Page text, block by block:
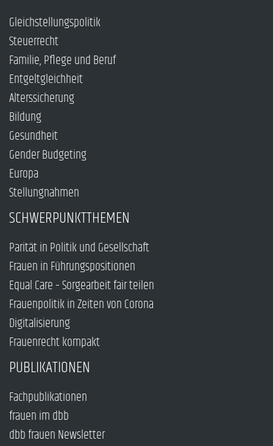
Gleichstellungspolitik
Steuerrecht
Familie, Pflege und Beruf
Entgeltgleichheit
Alterssicherung
Bildung
Gesundheit
Gender Budgeting
Europa
Stellungnahmen
SCHWERPUNKTTHEMEN
Parität in Politik und Gesellschaft
Frauen in Führungspositionen
Equal Care – Sorgearbeit fair teilen
Frauenpolitik in Zeiten von Corona
Digitalisierung
Frauenrecht kompakt
PUBLIKATIONEN
Fachpublikationen
frauen im dbb
dbb frauen Newsletter